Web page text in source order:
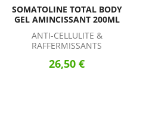
SOMATOLINE TOTAL BODY
GEL AMINCISSANT 200ML
ANTI-CELLULITE &
RAFFERMISSANTS
26,50 €